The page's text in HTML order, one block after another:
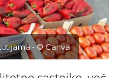
- © Canva